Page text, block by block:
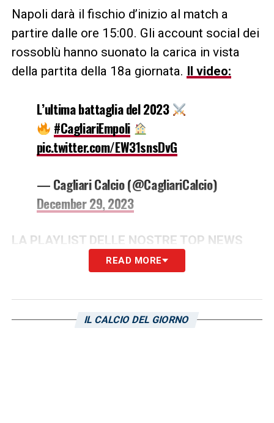
Napoli darà il fischio d’inizio al match a
partire dalle ore 15:00. Gli account social dei
rossoblù hanno suonato la carica in vista
della partita della 18a giornata. Il video:
L’ultima battaglia del 2023
#CagliariEmpoli
pic.twitter.com/EW31snsDvG
— Cagliari Calcio (@CagliariCalcio)
December 29, 2023
LA PLAYLIST DELLE NOSTRE TOP NEWS
READ MORE
IL CALCIO DEL GIORNO